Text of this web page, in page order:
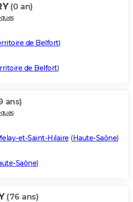
(0 an)
de Belfort)
de Belfort)
ans)
et-Saint-Hilaire (Haute-Saône)
Saône)
(76 ans)